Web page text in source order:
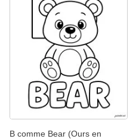
B comme Bear (Ours en